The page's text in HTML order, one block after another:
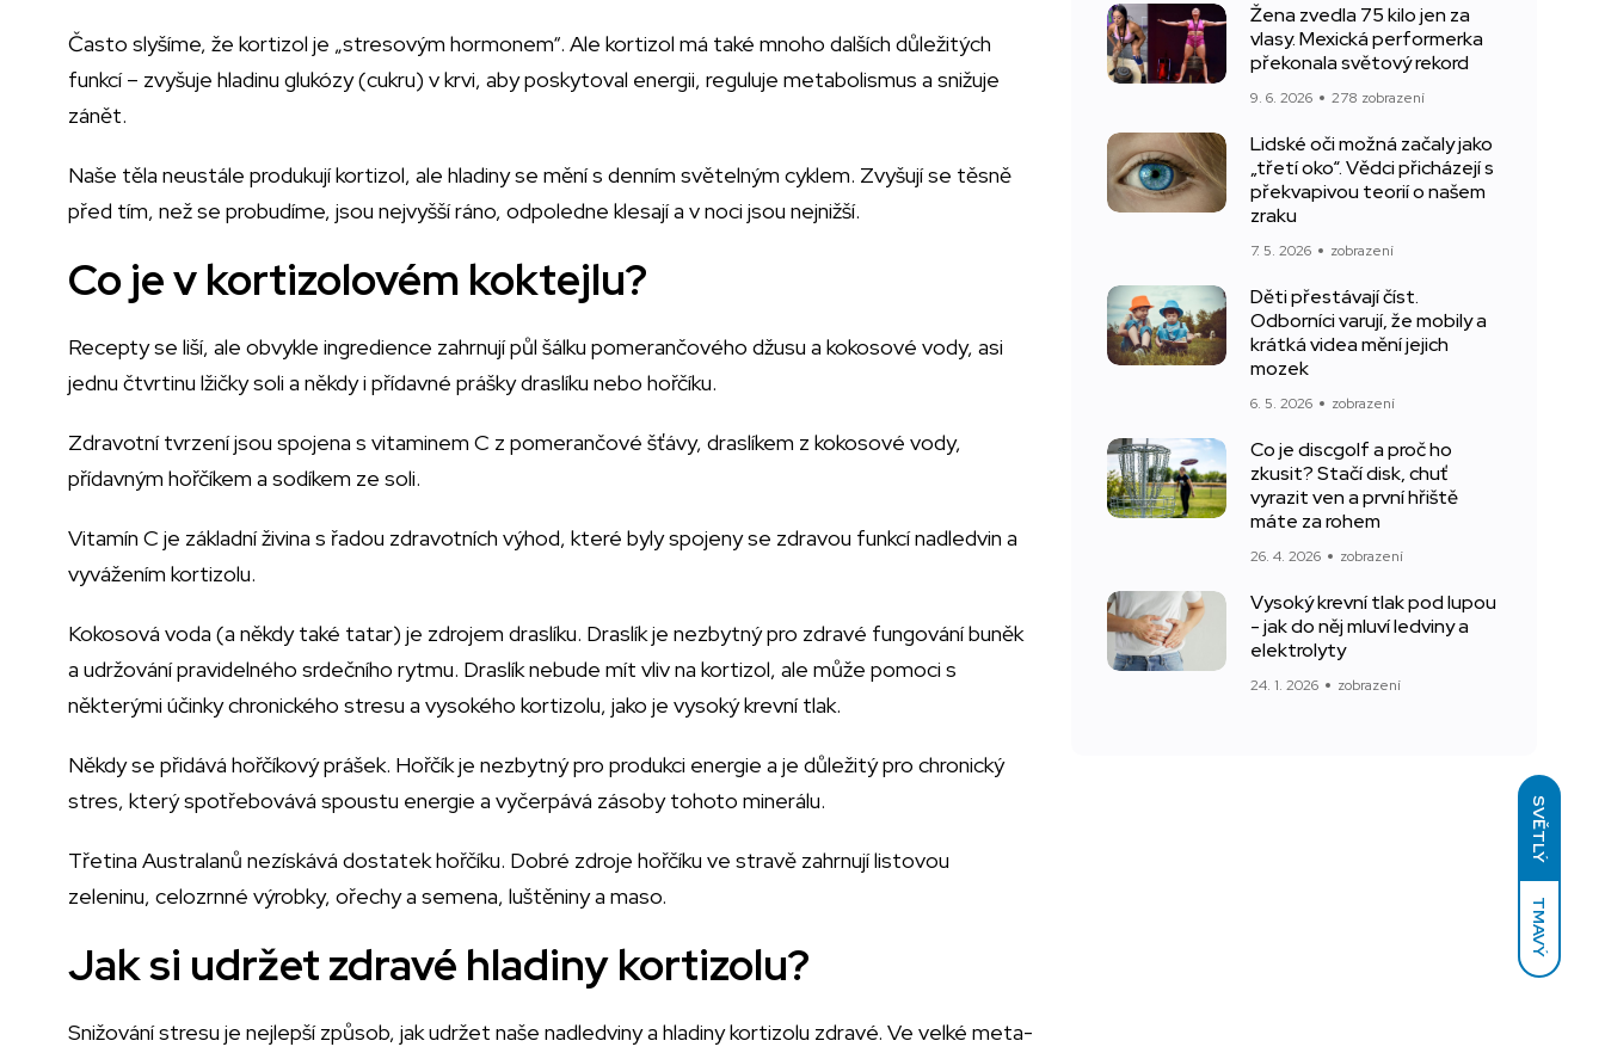
SVĚTLÝ
TMAVÝ
Často slyšíme, že kortizol je „stresovým hormonem“. Ale kortizol má také mnoho dalších důležitých
funkcí – zvyšuje hladinu glukózy (cukru) v krvi, aby poskytoval energii, reguluje metabolismus a snižuje
zánět.
Naše těla neustále produkují kortizol, ale hladiny se mění s denním světelným cyklem. Zvyšují se těsně
před tím, než se probudíme, jsou nejvyšší ráno, odpoledne klesají a v noci jsou nejnižší.
Co je v kortizolovém koktejlu?
Recepty se liší, ale obvykle ingredience zahrnují půl šálku pomerančového džusu a kokosové vody, asi
jednu čtvrtinu lžičky soli a někdy i přídavné prášky draslíku nebo hořčíku.
Zdravotní tvrzení jsou spojena s vitaminem C z pomerančové šťávy, draslíkem z kokosové vody,
přídavným hořčíkem a sodíkem ze soli.
Vitamín C je základní živina s řadou zdravotních výhod, které byly spojeny se zdravou funkcí nadledvin a
vyvážením kortizolu.
Kokosová voda (a někdy také tatar) je zdrojem draslíku. Draslík je nezbytný pro zdravé fungování buněk
a udržování pravidelného srdečního rytmu. Draslík nebude mít vliv na kortizol, ale může pomoci s
některými účinky chronického stresu a vysokého kortizolu, jako je vysoký krevní tlak.
Někdy se přidává hořčíkový prášek. Hořčík je nezbytný pro produkci energie a je důležitý pro chronický
stres, který spotřebovává spoustu energie a vyčerpává zásoby tohoto minerálu.
Třetina Australanů nezískává dostatek hořčíku. Dobré zdroje hořčíku ve stravě zahrnují listovou
zeleninu, celozrnné výrobky, ořechy a semena, luštěniny a maso.
Jak si udržet zdravé hladiny kortizolu?
Snižování stresu je nejlepší způsob, jak udržet naše nadledviny a hladiny kortizolu zdravé. Ve velké meta-
Žena zvedla 75 kilo jen za
vlasy. Mexická performerka
překonala světový rekord
9. 6. 2026 278 zobrazení
Lidské oči možná začaly jako
„třetí oko“. Vědci přicházejí s
překvapivou teorií o našem
zraku
7. 5. 2026 zobrazení
Děti přestávají číst.
Odborníci varují, že mobily a
krátká videa mění jejich
mozek
6. 5. 2026 zobrazení
Co je discgolf a proč ho
zkusit? Stačí disk, chuť
vyrazit ven a první hřiště
máte za rohem
26. 4. 2026 zobrazení
Vysoký krevní tlak pod lupou
- jak do něj mluví ledviny a
elektrolyty
24. 1. 2026 zobrazení